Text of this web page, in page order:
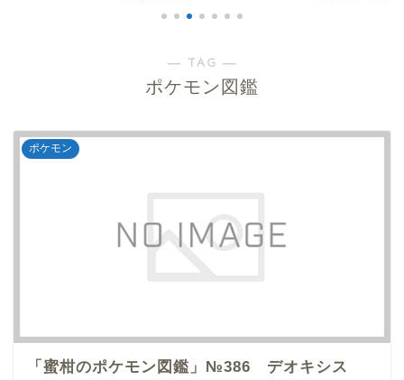
― TAG ―
ポケモン図鑑
ポケモン
「蜜柑のポケモン図鑑」№386 デオキシス